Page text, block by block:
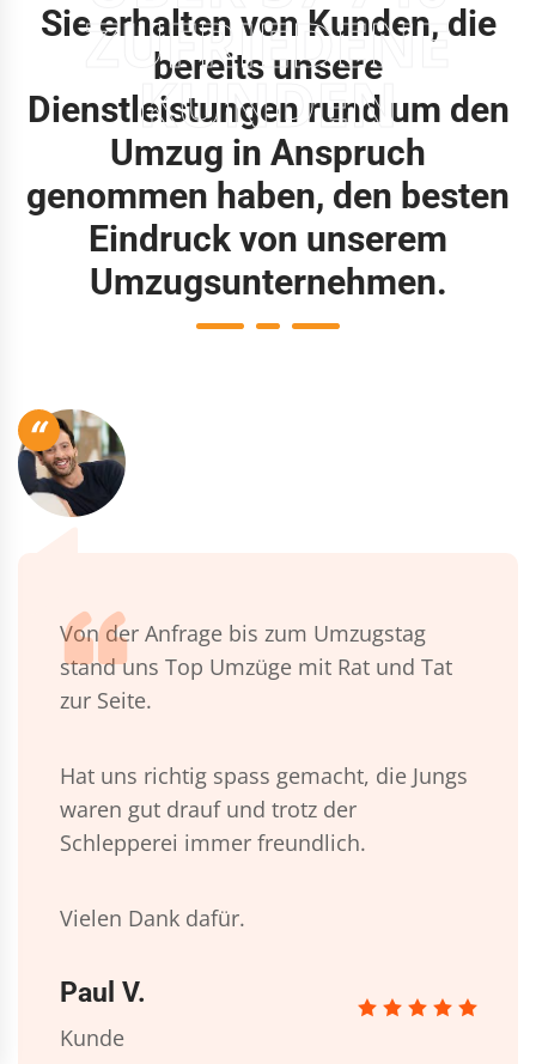
ZUFRIEDENE
KUNDEN
Sie erhalten von Kunden, die
bereits unsere
Dienstleistungen rund um den
Umzug in Anspruch
genommen haben, den besten
Eindruck von unserem
Umzugsunternehmen.
“
Von der Anfrage bis zum Umzugstag
stand uns Top Umzüge mit Rat und Tat
zur Seite.
Hat uns richtig spass gemacht, die Jungs
waren gut drauf und trotz der
Schlepperei immer freundlich.
Vielen Dank dafür.
Paul V.
Kunde